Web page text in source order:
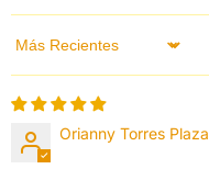
Sort by
Orianny Torres Plaza